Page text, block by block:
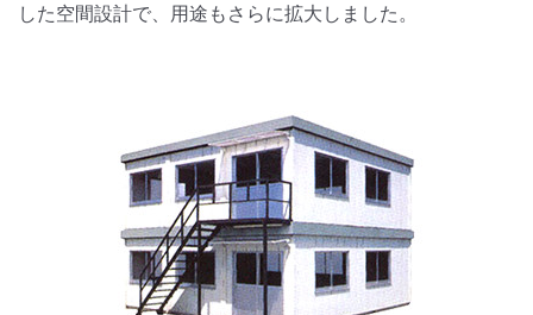
した空間設計で、用途もさらに拡大しました。